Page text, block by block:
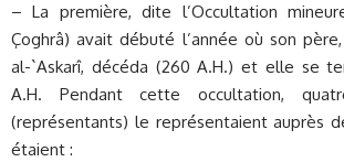
– La première, dite l’Occultation
Çoghrâ) avait débuté l’année où son père,
al-`Askarî, décéda (260 A.H.) et elle se
A.H. Pendant cette occultation,
(représentants) le représentaient auprès
étaient :